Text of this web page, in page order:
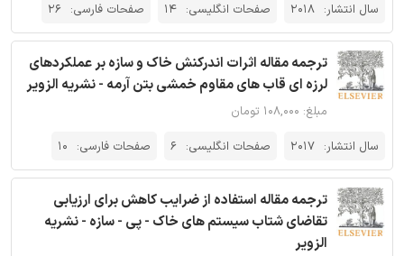
سال انتشار: 2018 صفحات انگلیسی: 14 صفحات فارسی: 26
ترجمه مقاله اثرات اندرکنش خاک و سازه بر عملکردهای
لرزه ای قاب های مقاوم خمشی بتن آرمه - نشریه الزویر
مبلغ: ۱۰۸,۰۰۰ تومان
سال انتشار: 2017 صفحات انگلیسی: 6 صفحات فارسی: 10
ترجمه مقاله استفاده از ضرایب کاهش برای ارزیابی
تقاضای شتاب سیستم های خاک - پی - سازه - نشریه
الزویر